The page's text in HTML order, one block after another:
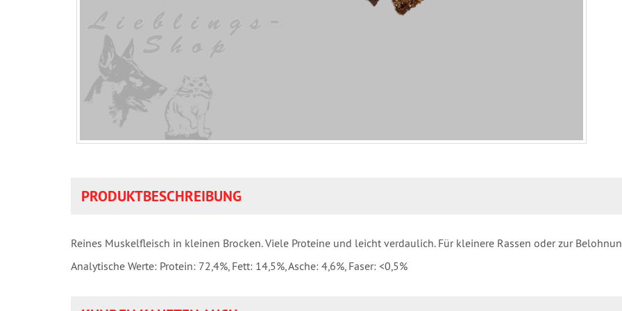
PRODUKTBESCHREIBUNG
Reines Muskelfleisch in kleinen Brocken. Viele Proteine und leicht verdaulich. Für kleinere Rassen oder zur
Analytische Werte: Protein: 72,4%, Fett: 14,5%, Asche: 4,6%, Faser: <0,5%